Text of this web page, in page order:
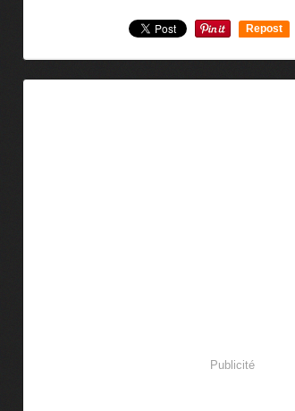
Repost
Publicité